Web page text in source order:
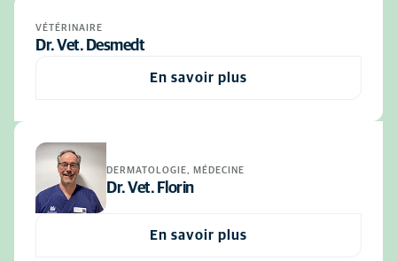
VÉTÉRINAIRE
Dr. Vet. Desmedt
En savoir plus
DERMATOLOGIE, MÉDECINE
Dr. Vet. Florin
En savoir plus